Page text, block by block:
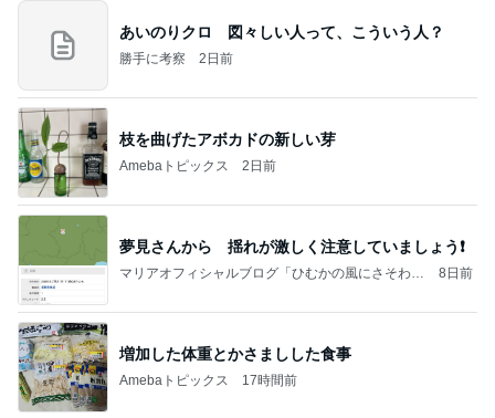
あいのりクロ 図々しい人って、こういう人？
勝手に考察 2日前
枝を曲げたアボカドの新しい芽
Amebaトピックス 2日前
夢見さんから 揺れが激しく注意していましょう❗️
マリアオフィシャルブログ「ひむかの風にさそわれ
8日前
増加した体重とかさましした食事
Amebaトピックス 17時間前